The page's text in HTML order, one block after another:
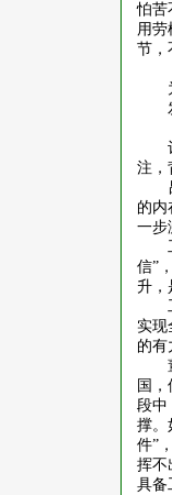
怕苦
用劳
节，
注，
的内
一步
信”
升，
实现
的有
国
段中
撑。
件”
挥不
具备